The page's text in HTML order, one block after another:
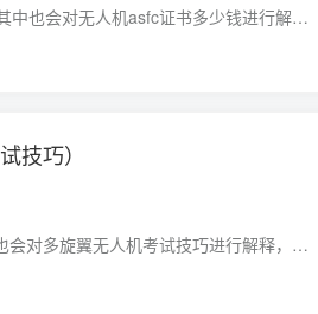
中也会对无人机asfc证书多少钱进行解
技巧）
对多旋翼无人机考试技巧进行解释，如